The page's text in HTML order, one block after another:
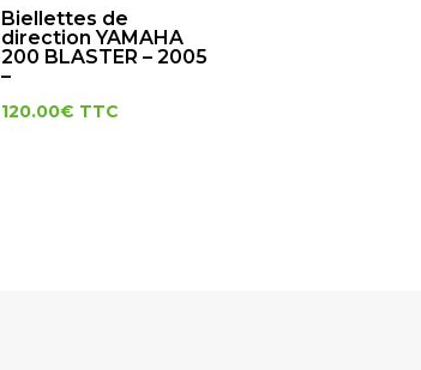
Biellettes de
direction YAMAHA
200 BLASTER – 2005
–
120.00€ TTC